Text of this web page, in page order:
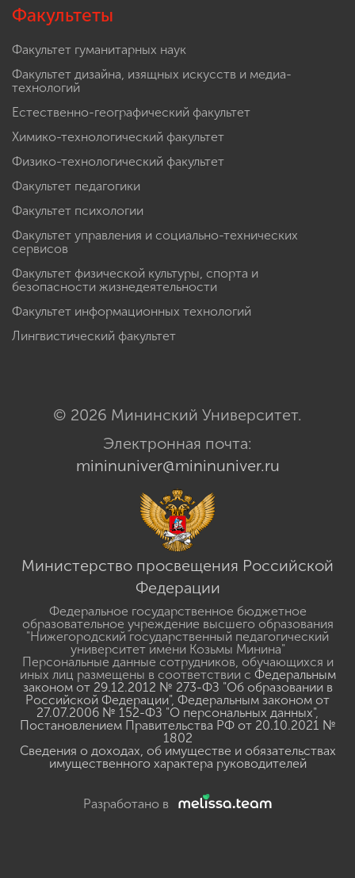
Факультеты
Факультет гуманитарных наук
Факультет дизайна, изящных искусств и медиа-
технологий
Естественно-географический факультет
Химико-технологический факультет
Физико-технологический факультет
Факультет педагогики
Факультет психологии
Факультет управления и социально-технических
сервисов
Факультет физической культуры, спорта и
безопасности жизнедеятельности
Факультет информационных технологий
Лингвистический факультет
© 2026 Мининский Университет.
Электронная почта:
mininuniver@mininuniver.ru
Министерство просвещения Российской
Федерации
Федеральное государственное бюджетное
образовательное учреждение высшего образования
"Нижегородский государственный педагогический
университет имени Козьмы Минина"
Персональные данные сотрудников, обучающихся и
иных лиц размещены в соответствии с Федеральным
законом от 29.12.2012 № 273-ФЗ "Об образовании в
Российской Федерации", Федеральным законом от
27.07.2006 № 152-ФЗ "О персональных данных",
Постановлением Правительства РФ от 20.10.2021 №
1802
Сведения о доходах, об имуществе и обязательствах
имущественного характера руководителей
Разработано в